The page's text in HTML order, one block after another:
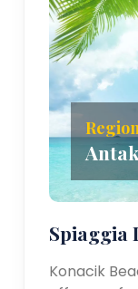
Spiaggia
Konacik